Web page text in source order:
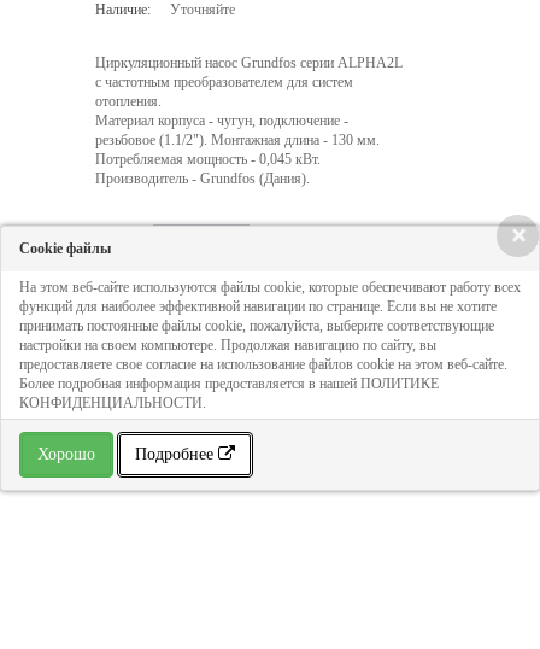
Наличие: Уточняйте
Циркуляционный насос Grundfos серии ALPHA2L
с частотным преобразователем для систем
отопления.
Материал корпуса - чугун, подключение -
резьбовое (1.1/2"). Монтажная длина - 130 мм.
Потребляемая мощность - 0,045 кВт.
Производитель - Grundfos (Дания).
Кол-во:
12 977 руб
ДОБАВИТЬ В КОРЗИНУ
» В избранное
×
Cookie файлы
На этом веб-сайте используются файлы cookie, которые обеспечивают работу всех
функций для наиболее эффективной навигации по странице. Если вы не хотите
принимать постоянные файлы cookie, пожалуйста, выберите соответствующие
настройки на своем компьютере. Продолжая навигацию по сайту, вы
предоставляете свое согласие на использование файлов cookie на этом веб-сайте.
Более подробная информация предоставляется в нашей ПОЛИТИКЕ
КОНФИДЕНЦИАЛЬНОСТИ.
Хорошо Подробнее